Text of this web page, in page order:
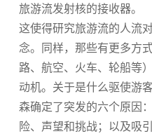
旅游流发射核的接收器。
这使得研究旅游流的人流
念。同样，那些有更多方
路、航空、火车、轮船等
动机。关于是什么驱使游
森确定了突发的六个原因
险、声望和挑战；以及吸